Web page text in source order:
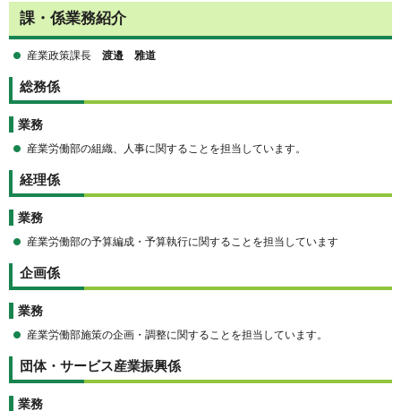
課・係業務紹介
産業政策課長 渡邉 雅道
総務係
業務
産業労働部の組織、人事に関することを担当しています。
経理係
業務
産業労働部の予算編成・予算執行に関することを担当しています
企画係
業務
産業労働部施策の企画・調整に関することを担当しています。
団体・サービス産業振興係
業務